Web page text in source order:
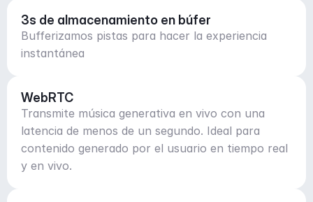
3s de almacenamiento en búfer
Bufferizamos pistas para hacer la experiencia
instantánea
WebRTC
Transmite música generativa en vivo con una
latencia de menos de un segundo. Ideal para
contenido generado por el usuario en tiempo real
y en vivo.